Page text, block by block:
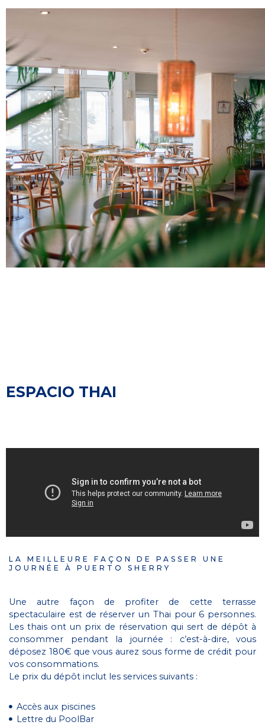
ESPACIO THAI
LA MEILLEURE FAÇON DE PASSER UNE
JOURNÉE À PUERTO SHERRY
Une autre façon de profiter de cette terrasse
spectaculaire est de réserver un Thai pour 6 personnes.
Les thais ont un prix de réservation qui sert de dépôt à
consommer pendant la journée : c’est-à-dire, vous
déposez 180€ que vous aurez sous forme de crédit pour
vos consommations.
Le prix du dépôt inclut les services suivants :
Accès aux piscines
Lettre du PoolBar